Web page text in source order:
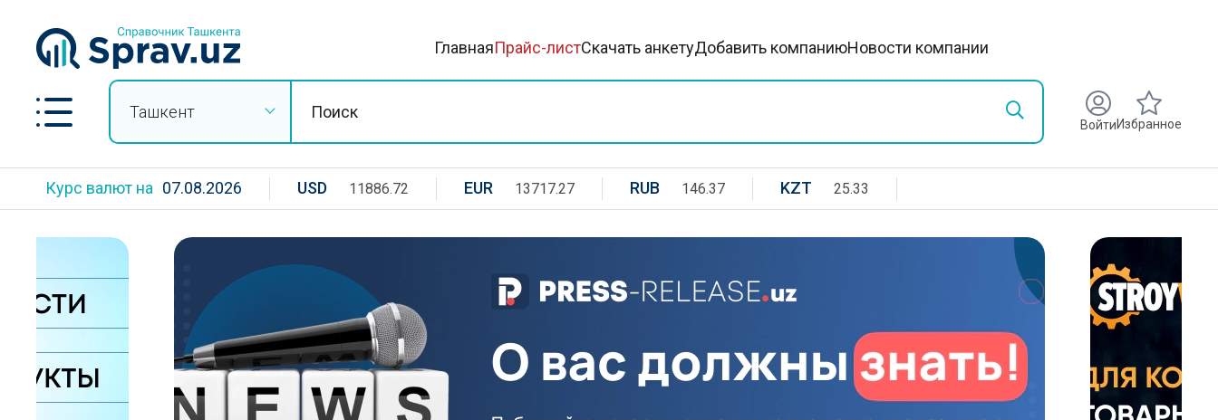
ГлавнаяПрайс-листСкачать анкетуДобавить компаниюНовости компании
Ташкент
ВойтиИзбранное
Курс валют на 07.08.2026 USD 11886.72 EUR 13717.27 RUB 146.37 KZT 25.33